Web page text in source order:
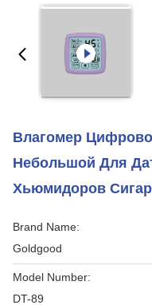
Влагомер
Небольшой Для
Хьюмидоров
Brand Name:
Goldgood
Model Number:
DT-89